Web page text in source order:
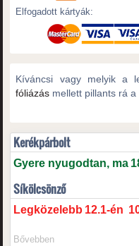
Elfogadott kártyák:
Kíváncsi vagy melyik a
fóliázás mellett pillants rá a
Kerékpárbolt
Gyere nyugodtan, ma
Síkölcsönző
Legközelebb 12.1-én
Bővebben